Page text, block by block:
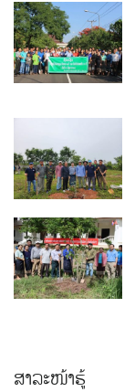
ສາລະໜ້າຮູ້